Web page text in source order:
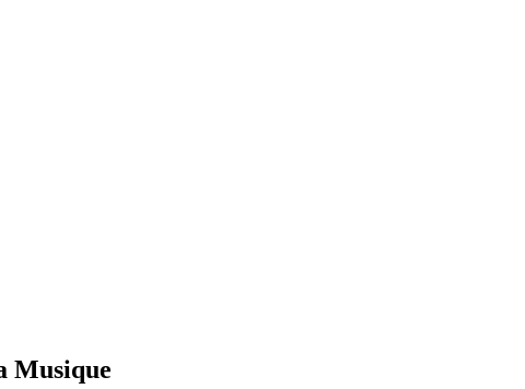
Musique